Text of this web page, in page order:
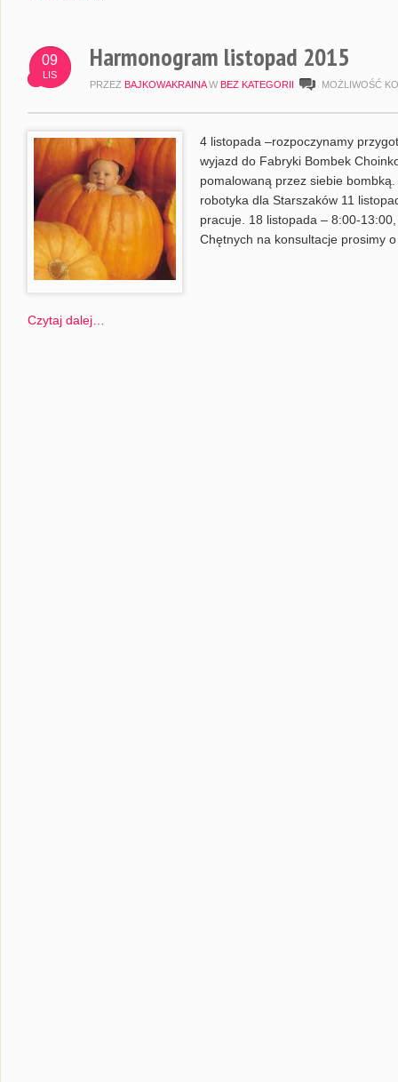
09
LIS
Harmonogram listopad 2015
PRZEZ BAJKOWAKRAINA W BEZ KATEGORII MOŻLIWOŚĆ
4 listopada –rozpoczynamy
wyjazd do Fabryki Bombek
pomalowaną przez siebie
robotyka dla Starszaków 11
pracuje. 18 listopada – 8:00-
Chętnych na konsultacje prosimy
Czytaj dalej…